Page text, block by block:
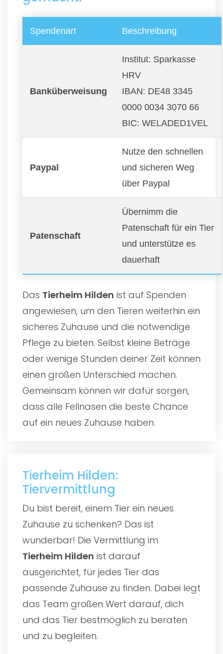
Spendenart Beschreibung
Banküberweisung
Institut: Sparkasse
HRV
IBAN: DE48 3345
0000 0034 3070 66
BIC: WELADED1VEL
Paypal
Nutze den schnellen
und sicheren Weg
über Paypal
Patenschaft
Übernimm die
Patenschaft für ein Tier
und unterstütze es
dauerhaft
Das Tierheim Hilden ist auf Spenden
angewiesen, um den Tieren weiterhin ein
sicheres Zuhause und die notwendige
Pflege zu bieten. Selbst kleine Beträge
oder wenige Stunden deiner Zeit können
einen großen Unterschied machen.
Gemeinsam können wir dafür sorgen,
dass alle Fellnasen die beste Chance
auf ein neues Zuhause haben.
Tierheim Hilden:
Tiervermittlung
Du bist bereit, einem Tier ein neues
Zuhause zu schenken? Das ist
wunderbar! Die Vermittlung im
Tierheim Hilden ist darauf
ausgerichtet, für jedes Tier das
passende Zuhause zu finden. Dabei legt
das Team großen Wert darauf, dich
und das Tier bestmöglich zu beraten
und zu begleiten.